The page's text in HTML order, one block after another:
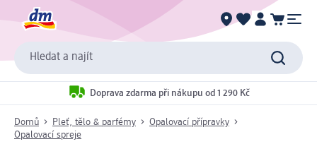
Hledat a najít
Doprava zdarma při nákupu od 1 290 Kč
Domů Pleť, tělo & parfémy
Opalovací přípravky
Opalovací spreje